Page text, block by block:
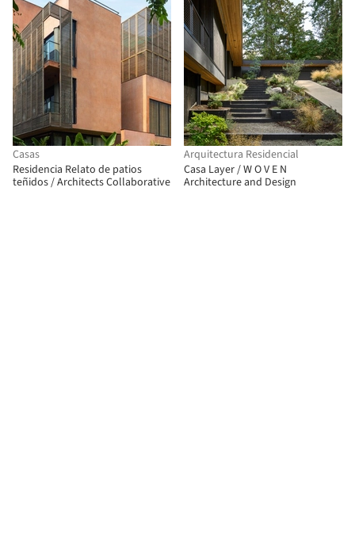
Casas
Residencia Relato de patios
teñidos / Architects Collaborative
Arquitectura Residencial
Casa Layer / W O V E N
Architecture and Design